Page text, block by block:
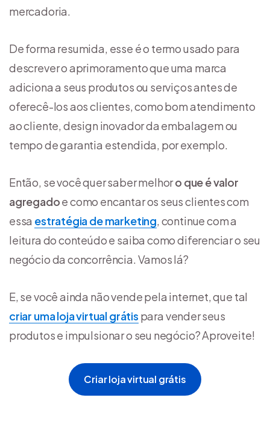
mercadoria.
De forma resumida, esse é o termo usado para
descrever o aprimoramento que uma marca
adiciona a seus produtos ou serviços antes de
oferecê-los aos clientes, como bom atendimento
ao cliente, design inovador da embalagem ou
tempo de garantia estendida, por exemplo.
Então, se você quer saber melhoro que é valor
agregadoe como encantar os seus clientes com
essa estratégia de marketing, continue com a
leitura do conteúdo e saiba como diferenciar o seu
negócio da concorrência. Vamos lá?
E, se você ainda não vende pela internet, que tal
criar uma loja virtual grátis para vender seus
produtos e impulsionar o seu negócio? Aproveite!
Criar loja virtual grátis